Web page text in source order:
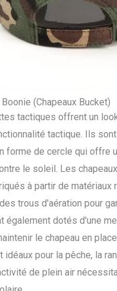
(Chapeaux Bucket)
tactiques offrent un
tactique. Ils
forme de cercle qui offre
le soleil. Les
à partir de matériaux
trous d'aération pour
également dotés d'une
le chapeau en
idéaux pour la pêche, la
de plein air